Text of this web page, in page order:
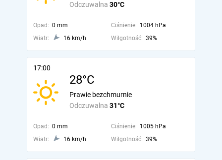
Odczuwalna 30°C
Opad: 0 mm Ciśnienie: 1004 hPa
Wiatr:
16 km/h Wilgotność: 39%
17:00
28°C
Odczuwalna 31°C
Prawie bezchmurnie
Opad: 0 mm Ciśnienie: 1005 hPa
Wiatr:
16 km/h Wilgotność: 39%